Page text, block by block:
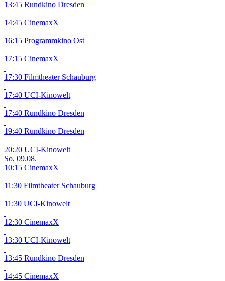
13:45 Rundkino Dresden
14:45 CinemaxX
16:15 Programmkino Ost
17:15 CinemaxX
17:30 Filmtheater Schauburg
17:40 UCI-Kinowelt
17:40 Rundkino Dresden
19:40 Rundkino Dresden
20:20 UCI-Kinowelt
So, 09.08.
10:15 CinemaxX
11:30 Filmtheater Schauburg
11:30 UCI-Kinowelt
12:30 CinemaxX
13:30 UCI-Kinowelt
13:45 Rundkino Dresden
14:45 CinemaxX